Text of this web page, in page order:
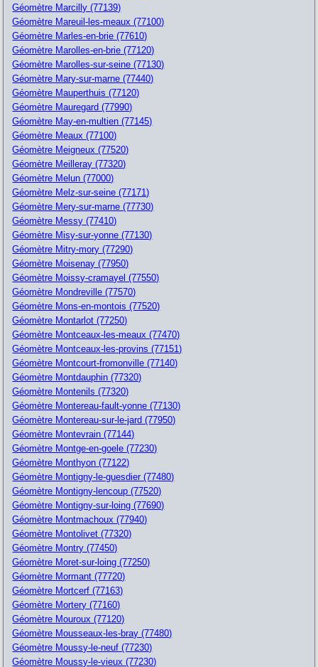
Géomètre Marcilly (77139)
Géomètre Mareuil-les-meaux (77100)
Géomètre Marles-en-brie (77610)
Géomètre Marolles-en-brie (77120)
Géomètre Marolles-sur-seine (77130)
Géomètre Mary-sur-marne (77440)
Géomètre Mauperthuis (77120)
Géomètre Mauregard (77990)
Géomètre May-en-multien (77145)
Géomètre Meaux (77100)
Géomètre Meigneux (77520)
Géomètre Meilleray (77320)
Géomètre Melun (77000)
Géomètre Melz-sur-seine (77171)
Géomètre Mery-sur-marne (77730)
Géomètre Messy (77410)
Géomètre Misy-sur-yonne (77130)
Géomètre Mitry-mory (77290)
Géomètre Moisenay (77950)
Géomètre Moissy-cramayel (77550)
Géomètre Mondreville (77570)
Géomètre Mons-en-montois (77520)
Géomètre Montarlot (77250)
Géomètre Montceaux-les-meaux (77470)
Géomètre Montceaux-les-provins (77151)
Géomètre Montcourt-fromonville (77140)
Géomètre Montdauphin (77320)
Géomètre Montenils (77320)
Géomètre Montereau-fault-yonne (77130)
Géomètre Montereau-sur-le-jard (77950)
Géomètre Montevrain (77144)
Géomètre Montge-en-goele (77230)
Géomètre Monthyon (77122)
Géomètre Montigny-le-guesdier (77480)
Géomètre Montigny-lencoup (77520)
Géomètre Montigny-sur-loing (77690)
Géomètre Montmachoux (77940)
Géomètre Montolivet (77320)
Géomètre Montry (77450)
Géomètre Moret-sur-loing (77250)
Géomètre Mormant (77720)
Géomètre Mortcerf (77163)
Géomètre Mortery (77160)
Géomètre Mouroux (77120)
Géomètre Mousseaux-les-bray (77480)
Géomètre Moussy-le-neuf (77230)
Géomètre Moussy-le-vieux (77230)